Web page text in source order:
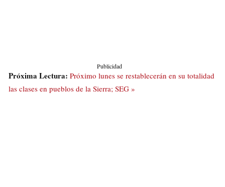
Publicidad
Próxima Lectura: Próximo lunes se restablecerán en su totalidad
las clases en pueblos de la Sierra; SEG »